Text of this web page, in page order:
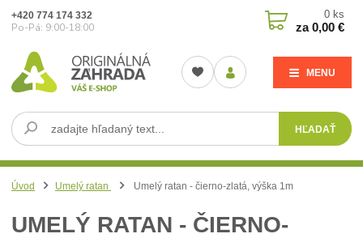
MENU
HĽADAŤ
+420 774 174 332
Po-Pá: 9:00-18:00
0 ks
za0,00 €
Úvod Umelý ratan Umelý ratan - čierno-zlatá, výška 1m
UMELÝ RATAN - ČIERNO-